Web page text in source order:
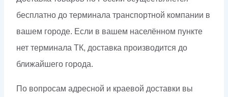
бесплатно до терминала транспортной компании в
вашем городе. Если в вашем населённом пункте
нет терминала ТК, доставка производится до
ближайшего города.
По вопросам адресной и краевой доставки вы